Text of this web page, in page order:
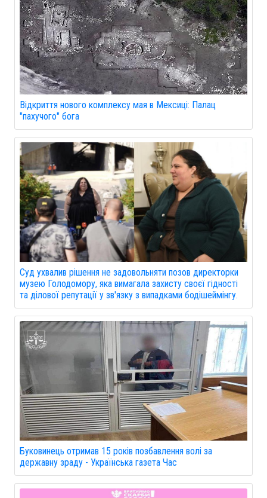
Відкриття нового комплексу мая в Мексиці: Палац
"пахучого" бога
Суд ухвалив рішення не задовольняти позов директорки
музею Голодомору, яка вимагала захисту своєї гідності
та ділової репутації у зв'язку з випадками бодішеймінгу.
Буковинець отримав 15 років позбавлення волі за
державну зраду - Українська газета Час